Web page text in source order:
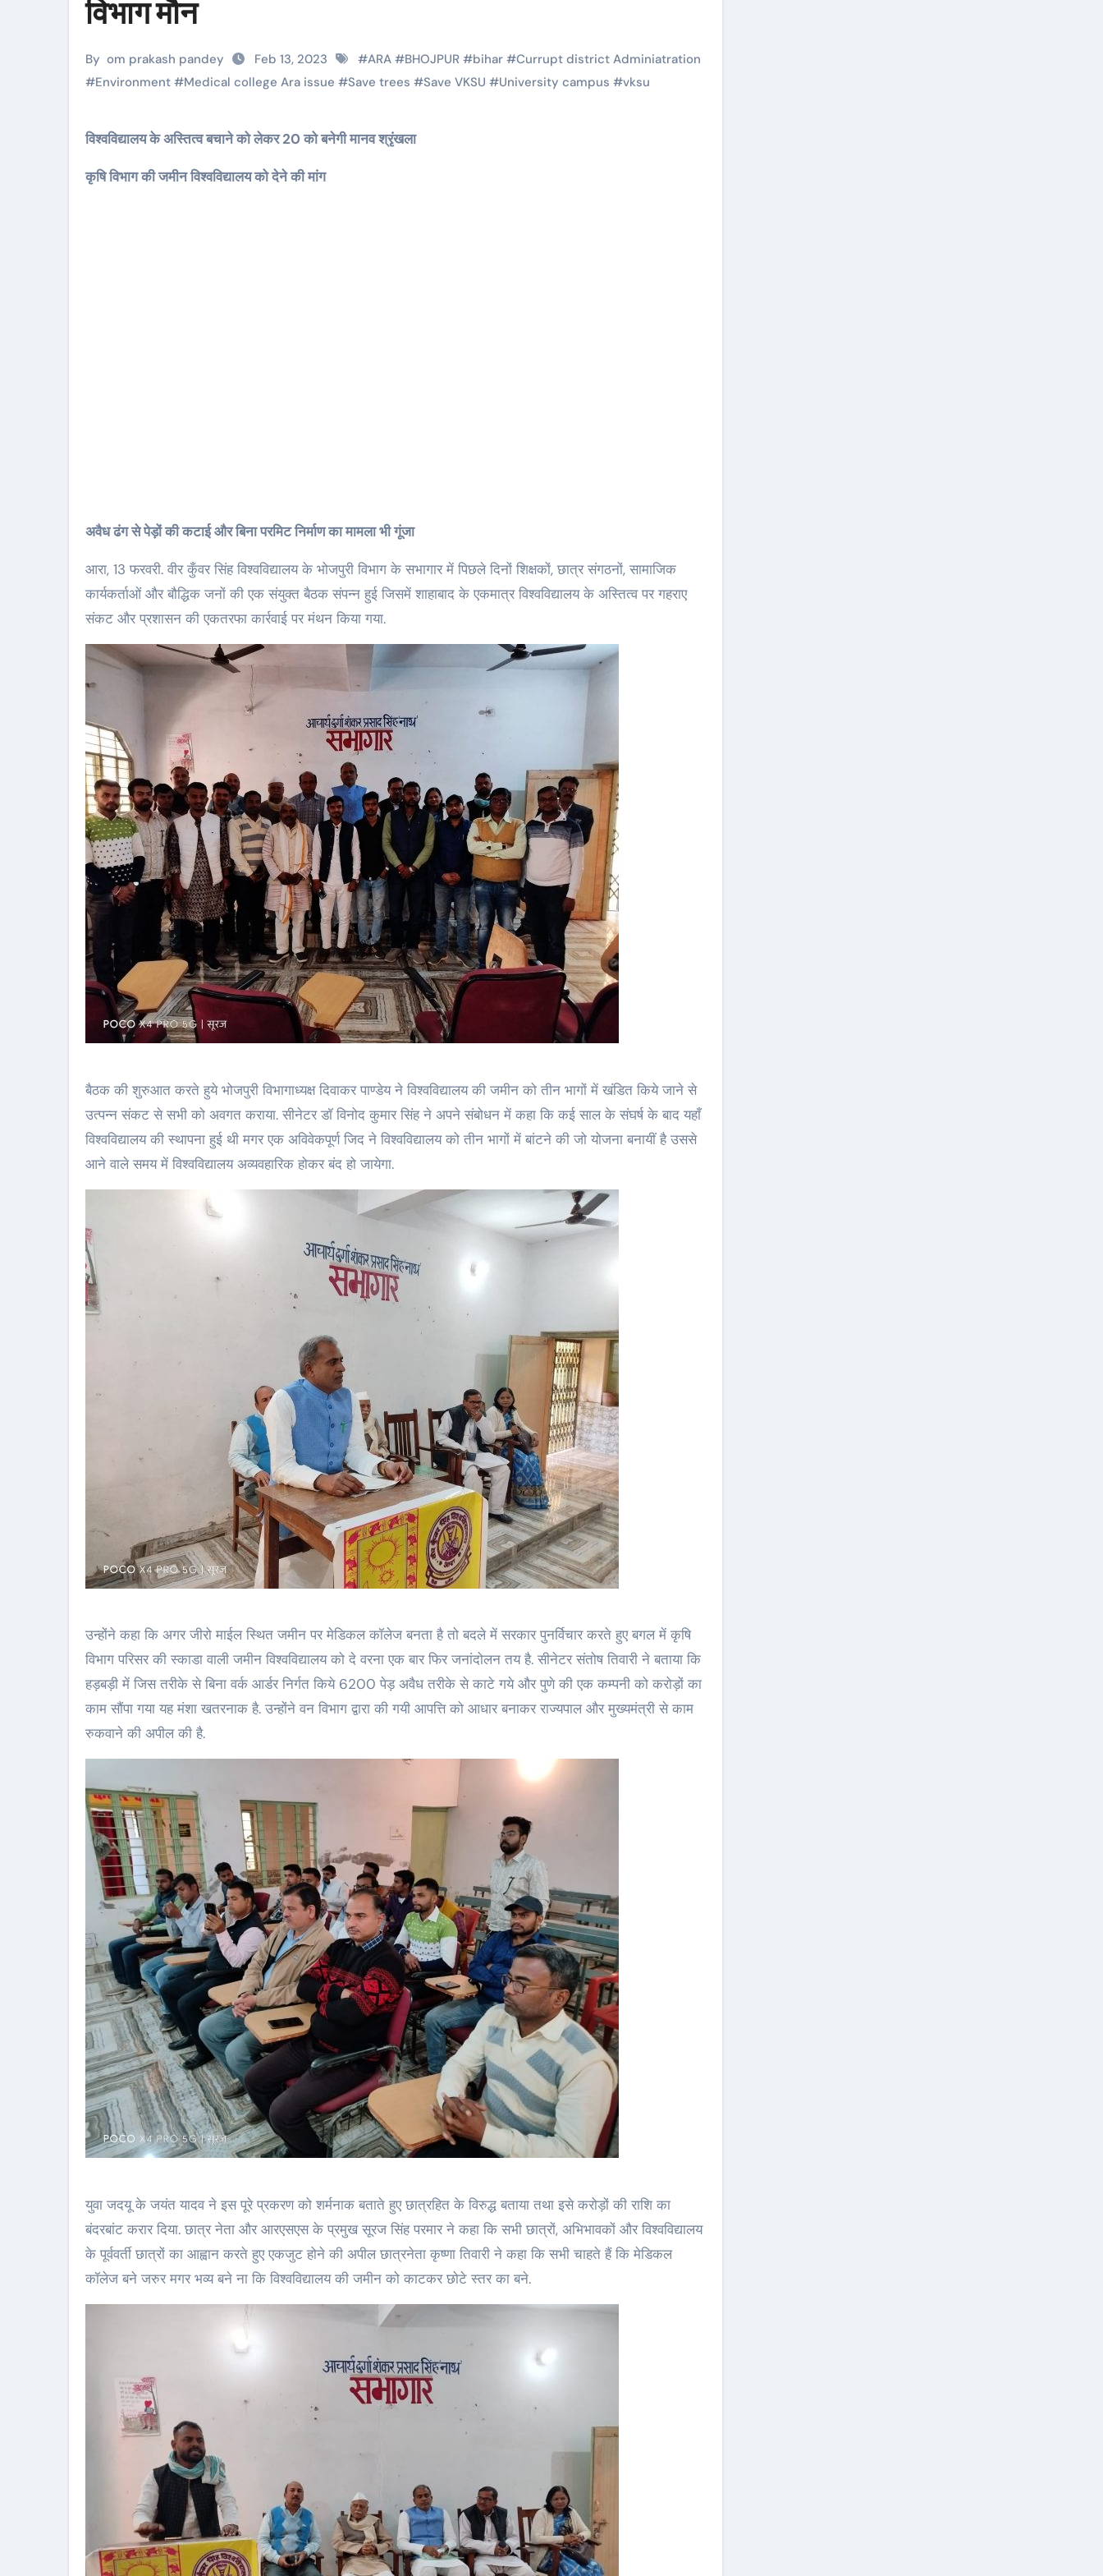
विभाग मौन
By om prakash pandey Feb 13, 2023 #ARA #BHOJPUR #bihar #Currupt district Adminiatration
#Environment #Medical college Ara issue #Save trees #Save VKSU #University campus #vksu
विश्वविद्यालय के अस्तित्व बचाने को लेकर 20 को बनेगी मानव श्रृंखला
कृषि विभाग की जमीन विश्वविद्यालय को देने की मांग
अवैध ढंग से पेड़ों की कटाई और बिना परमिट निर्माण का मामला भी गूंजा
आरा, 13 फरवरी. वीर कुँवर सिंह विश्वविद्यालय के भोजपुरी विभाग के सभागार में पिछले दिनों शिक्षकों, छात्र संगठनों, सामाजिक
कार्यकर्ताओं और बौद्धिक जनों की एक संयुक्त बैठक संपन्न हुई जिसमें शाहाबाद के एकमात्र विश्वविद्यालय के अस्तित्व पर गहराए
संकट और प्रशासन की एकतरफा कार्रवाई पर मंथन किया गया.
बैठक की शुरुआत करते हुये भोजपुरी विभागाध्यक्ष दिवाकर पाण्डेय ने विश्वविद्यालय की जमीन को तीन भागों में खंडित किये जाने से
उत्पन्न संकट से सभी को अवगत कराया. सीनेटर डॉ विनोद कुमार सिंह ने अपने संबोधन में कहा कि कई साल के संघर्ष के बाद यहाँ
विश्वविद्यालय की स्थापना हुई थी मगर एक अविवेकपूर्ण जिद ने विश्वविद्यालय को तीन भागों में बांटने की जो योजना बनायीं है उससे
आने वाले समय में विश्वविद्यालय अव्यवहारिक होकर बंद हो जायेगा.
उन्होंने कहा कि अगर जीरो माईल स्थित जमीन पर मेडिकल कॉलेज बनता है तो बदले में सरकार पुनर्विचार करते हुए बगल में कृषि
विभाग परिसर की स्काडा वाली जमीन विश्वविद्यालय को दे वरना एक बार फिर जनांदोलन तय है. सीनेटर संतोष तिवारी ने बताया कि
हड़बड़ी में जिस तरीके से बिना वर्क आर्डर निर्गत किये 6200 पेड़ अवैध तरीके से काटे गये और पुणे की एक कम्पनी को करोड़ों का
काम सौंपा गया यह मंशा खतरनाक है. उन्होंने वन विभाग द्वारा की गयी आपत्ति को आधार बनाकर राज्यपाल और मुख्यमंत्री से काम
रुकवाने की अपील की है.
युवा जदयू के जयंत यादव ने इस पूरे प्रकरण को शर्मनाक बताते हुए छात्रहित के विरुद्ध बताया तथा इसे करोड़ों की राशि का
बंदरबांट करार दिया. छात्र नेता और आरएसएस के प्रमुख सूरज सिंह परमार ने कहा कि सभी छात्रों, अभिभावकों और विश्वविद्यालय
के पूर्ववर्ती छात्रों का आह्वान करते हुए एकजुट होने की अपील छात्रनेता कृष्णा तिवारी ने कहा कि सभी चाहते हैं कि मेडिकल
कॉलेज बने जरुर मगर भव्य बने ना कि विश्वविद्यालय की जमीन को काटकर छोटे स्तर का बने.